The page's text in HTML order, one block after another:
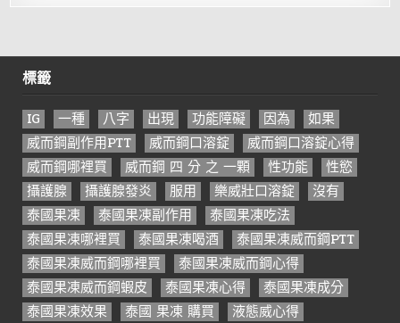
標籤
IG 一種 八字 出現 功能障礙 因為
如果
威而鋼副作用PTT
威而鋼口溶錠
威而鋼口溶錠心得
威而鋼哪裡買
威而鋼 四 分 之 一顆 性功能
性慾
攝護腺
攝護腺發炎 服用 樂威壯口溶錠
沒有
泰國果凍
泰國果凍副作用
泰國果凍吃法
泰國果凍哪裡買
泰國果凍喝酒
泰國果凍威而鋼PTT
泰國果凍威而鋼哪裡買
泰國果凍威而鋼心得
泰國果凍威而鋼蝦皮
泰國果凍心得
泰國果凍成分
泰國果凍效果
泰國 果凍 購買
液態威心得